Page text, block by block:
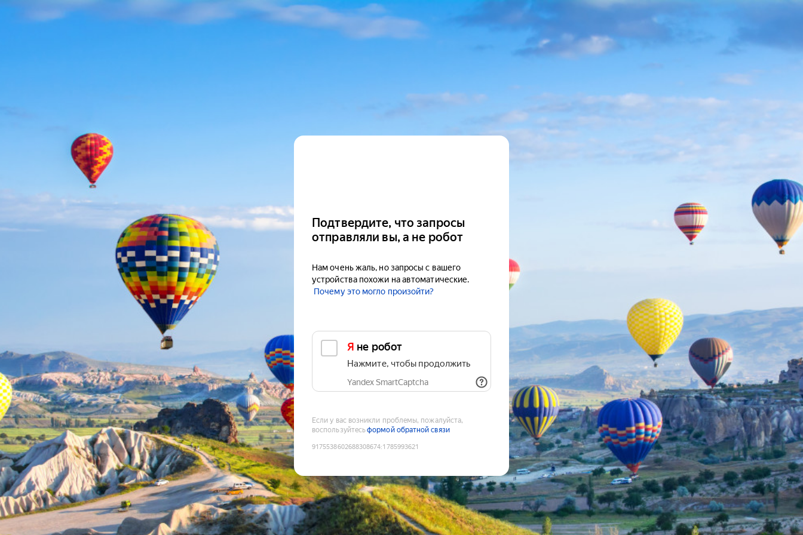
Подтвердите, что запросы
отправляли вы, а не робот
Нам очень жаль, но запросы с вашего
устройства похожи на автоматические.
Почему это могло произойти?
Я не робот
Нажмите, чтобы продолжить
Yandex SmartCaptcha
Если у вас возникли проблемы, пожалуйста,
воспользуйтесьформой обратной связи
9175538602688308674:1785993621